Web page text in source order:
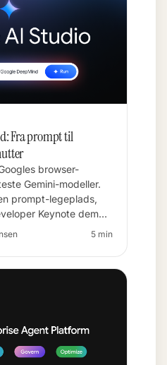
Fra prompt til
browser-
Gemini-modeller.
prompt-legeplads,
Keynote dem…
5 min